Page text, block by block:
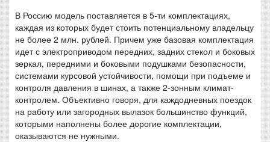
В Россию модель поставляется в 5-ти комплектациях,
каждая из которых будет стоить потенциальному владельцу
не более 2 млн. рублей. Причем уже базовая комплектация
идет с электроприводом передних, задних стекол и боковых
зеркал, передними и боковыми подушками безопасности,
системами курсовой устойчивости, помощи при подъеме и
контроля давления в шинах, а также 2-зонным климат-
контролем. Объективно говоря, для каждодневных поездок
на работу или загородных вылазок большинство функций,
которыми наполнены более дорогие комплектации,
оказываются не нужными.